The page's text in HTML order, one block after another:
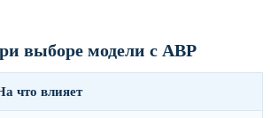
выборе модели с АВР
что влияет